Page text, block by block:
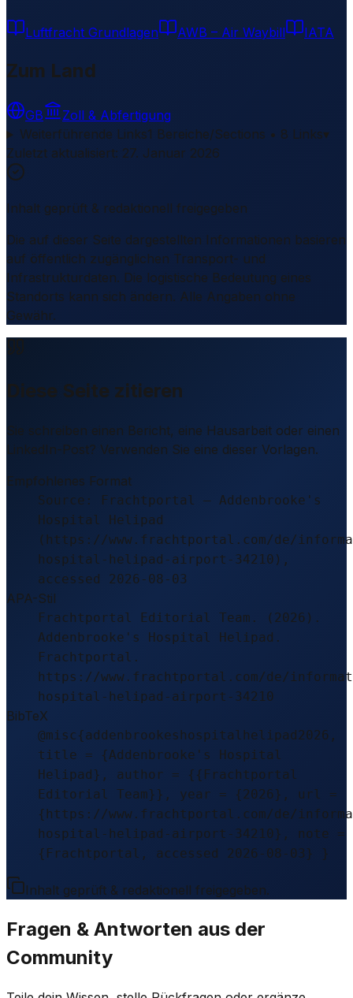
Luftfracht Grundlagen AWB – Air Waybill IATA
Zum Land
GB
Zoll & Abfertigung
Weiterführende Links1 Bereiche/Sections • 8 Links▾
Zuletzt aktualisiert: 27. Januar 2026
Inhalt geprüft & redaktionell freigegeben
Die auf dieser Seite dargestellten Informationen basieren
auf öffentlich zugänglichen Transport- und
Infrastrukturdaten. Die logistische Bedeutung eines
Standorts kann sich ändern. Alle Angaben ohne
Gewähr.
Diese Seite zitieren
Sie schreiben einen Bericht, eine Hausarbeit oder einen
LinkedIn-Post? Verwenden Sie eine dieser Vorlagen.
Empfohlenes Format
Source: Frachtportal – Addenbrooke's
Hospital Helipad
(https://www.frachtportal.com/de/
hospital-helipad-airport-34210),
accessed 2026-08-03
APA-Stil
Frachtportal Editorial Team. (2026).
Addenbrooke's Hospital Helipad.
Frachtportal.
https://www.frachtportal.com/de/
hospital-helipad-airport-34210
BibTeX
@misc{addenbrookeshospitalhelipad2026,
title = {Addenbrooke's Hospital
Helipad}, author = {{Frachtportal
Editorial Team}}, year = {2026}, url =
{https://www.frachtportal.com/de/
hospital-helipad-airport-34210}, note =
{Frachtportal, accessed 2026-08-03} }
Inhalt geprüft & redaktionell freigegeben.
Fragen & Antworten aus der
Community